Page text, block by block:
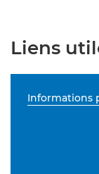
Liens
Informations